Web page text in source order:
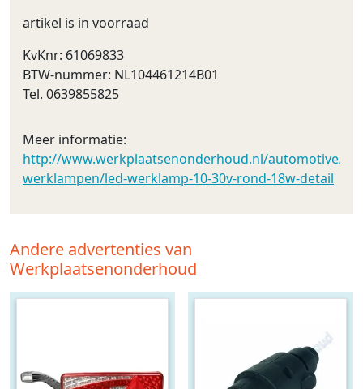
artikel is in voorraad
KvKnr: 61069833
BTW-nummer: NL104461214B01
Tel. 0639855825
Meer informatie:
http://www.werkplaatsenonderhoud.nl/automotive/
werklampen/led-werklamp-10-30v-rond-18w-detail
Andere advertenties van
Werkplaatsenonderhoud